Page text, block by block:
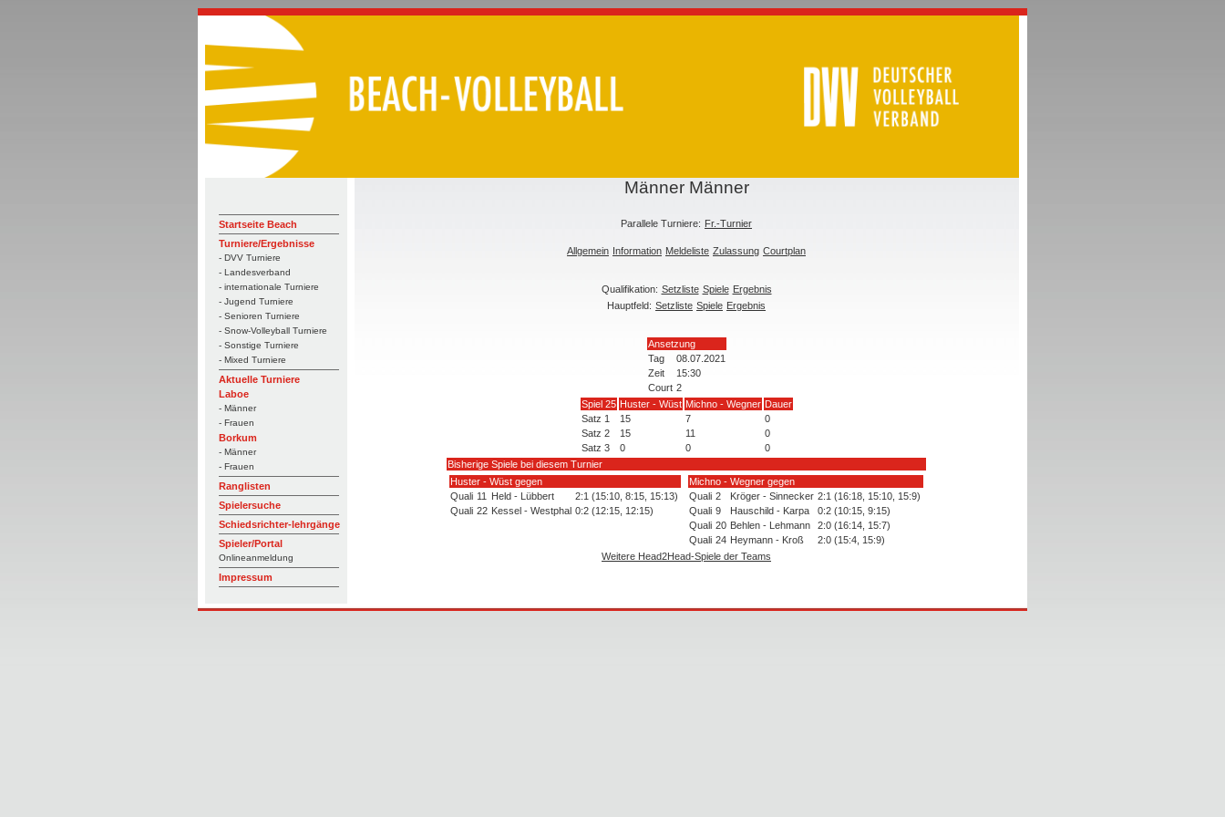
Startseite Beach
Turniere/Ergebnisse
- DVV Turniere
- Landesverband
- internationale Turniere
- Jugend Turniere
- Senioren Turniere
- Snow-Volleyball Turniere
- Sonstige Turniere
- Mixed Turniere
Aktuelle Turniere
Laboe
- Männer
- Frauen
Borkum
- Männer
- Frauen
Ranglisten
Spielersuche
Schiedsrichter-lehrgänge
Spieler/Portal
Onlineanmeldung
Impressum
Männer Männer
Parallele Turniere: Fr.-Turnier
Allgemein Information Meldeliste Zulassung Courtplan
Qualifikation: Setzliste Spiele Ergebnis
Hauptfeld: Setzliste Spiele Ergebnis
Ansetzung
Tag
08.07.2021
Zeit
15:30
Court 2
Spiel 25 Huster - Wüst Michno - Wegner Dauer
Satz 1
15 7
0
Satz 2
15 11
0
Satz 3
0 0
0
Bisherige Spiele bei diesem Turnier
Huster - Wüst gegen
Quali 11 Held - Lübbert
2:1 (15:10, 8:15, 15:13)
Quali 22 Kessel - Westphal 0:2 (12:15, 12:15)
Michno - Wegner gegen
Quali 2 Kröger - Sinnecker 2:1 (16:18, 15:10, 15:9)
Quali 9 Hauschild - Karpa
0:2 (10:15, 9:15)
Quali 20 Behlen - Lehmann
2:0 (16:14, 15:7)
Quali 24 Heymann - Kroß
2:0 (15:4, 15:9)
Weitere Head2Head-Spiele der Teams